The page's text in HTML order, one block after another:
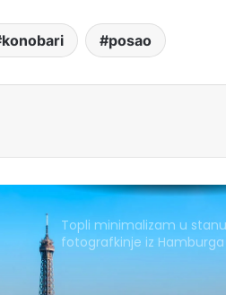
konobari posao
Topli minimalizam u stanu
fotografkinje iz Hamburga